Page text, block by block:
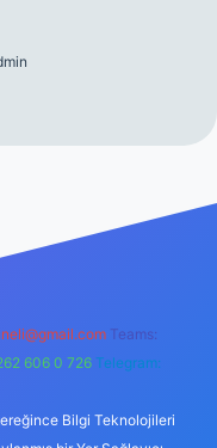
Teams:
606 0 726 Telegram:
Bilgi Teknolojileri